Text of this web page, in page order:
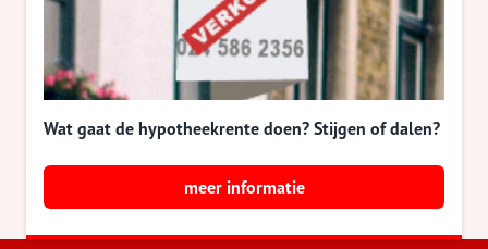
Wat gaat de hypotheekrente doen? Stijgen of dalen?
meer informatie